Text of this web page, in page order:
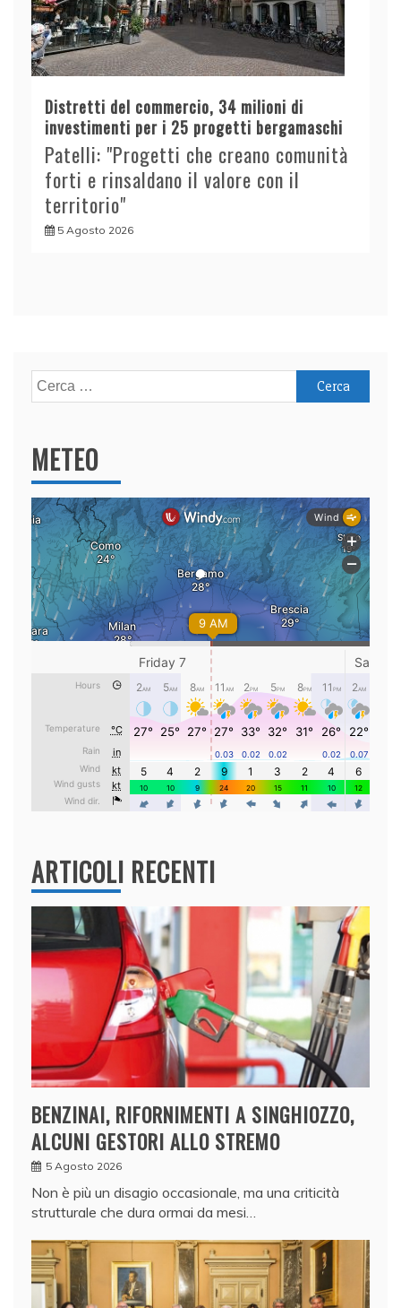
Distretti del commercio, 34 milioni di
investimenti per i 25 progetti bergamaschi
Patelli: "Progetti che creano comunità
forti e rinsaldano il valore con il
territorio"
5 Agosto 2026
Ricerca
per:
METEO
ARTICOLI RECENTI
BENZINAI, RIFORNIMENTI A SINGHIOZZO,
ALCUNI GESTORI ALLO STREMO
5 Agosto 2026
Non è più un disagio occasionale, ma una criticità
strutturale che dura ormai da mesi…